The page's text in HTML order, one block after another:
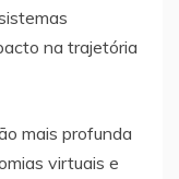
na trajetória
mais profunda
virtuais e